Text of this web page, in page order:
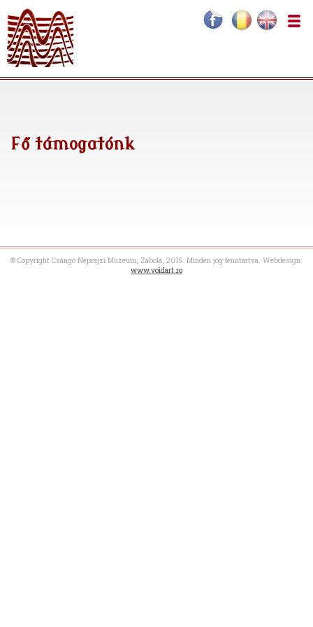
Fő támogatónk
© Copyright Csángó Néprajzi Múzeum, Zabola, 2015. Minden jog fenntartva. Webdesign:
www.voidart.ro